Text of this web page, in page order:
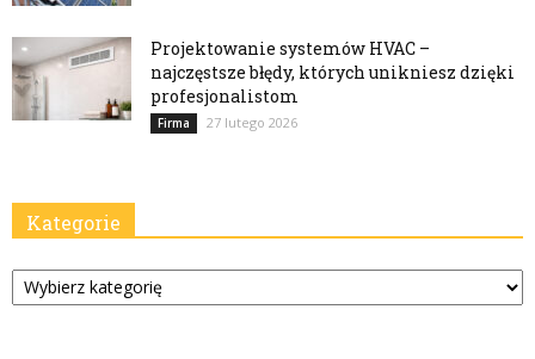
Projektowanie systemów HVAC –
najczęstsze błędy, których unikniesz dzięki
profesjonalistom
Firma 27 lutego 2026
Kategorie
Kategorie